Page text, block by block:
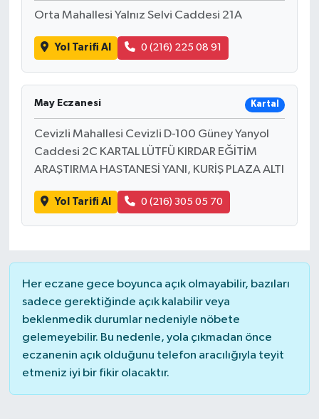
Orta Mahallesi Yalnız Selvi Caddesi 21A
Yol Tarifi Al 0 (216) 225 08 91
May Eczanesi Kartal
Cevizli Mahallesi Cevizli D-100 Güney Yanyol
Caddesi 2C KARTAL LÜTFÜ KIRDAR EĞİTİM
ARAŞTIRMA HASTANESİ YANI, KURİŞ PLAZA ALTI
Yol Tarifi Al 0 (216) 305 05 70
Her eczane gece boyunca açık olmayabilir, bazıları
sadece gerektiğinde açık kalabilir veya
beklenmedik durumlar nedeniyle nöbete
gelemeyebilir. Bu nedenle, yola çıkmadan önce
eczanenin açık olduğunu telefon aracılığıyla teyit
etmeniz iyi bir fikir olacaktır.
Teknoloji
Ulusal
Yaşam